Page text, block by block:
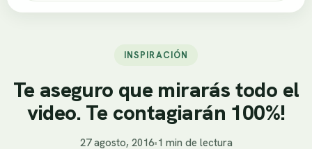
INSPIRACIÓN
Te aseguro que mirarás todo el
video. Te contagiarán 100%!
27 agosto, 2016•1 min de lectura